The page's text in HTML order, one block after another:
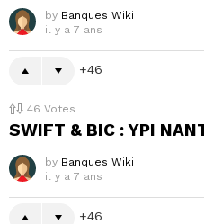
by Banques Wiki
il y a 7 ans
46
46 Votes
SWIFT & BIC : YPI
by Banques Wiki
il y a 7 ans
46